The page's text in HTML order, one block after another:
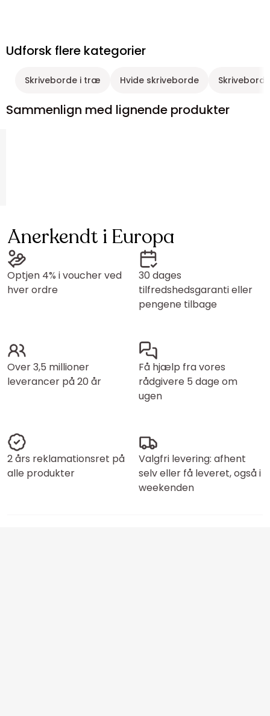
Udforsk flere kategorier
Skriveborde i træ Hvide skriveborde Skriveborde
Sammenlign med lignende produkter
Anerkendt i Europa
Optjen 4% i voucher ved
hver ordre
30 dages
tilfredshedsgaranti eller
pengene tilbage
Over 3,5 millioner
leverancer på 20 år
Få hjælp fra vores
rådgivere 5 dage om
ugen
2 års reklamationsret på
alle produkter
Valgfri levering: afhent
selv eller få leveret, også i
weekenden